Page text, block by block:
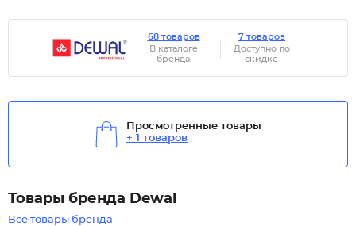
68 товаров
В каталоге
бренда
7 товаров
Доступно по
скидке
Просмотренные товары
+ 1 товаров
Товары бренда Dewal
Все товары бренда